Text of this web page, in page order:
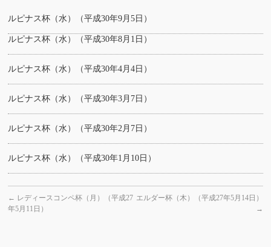
ルピナス杯（水）（平成30年9月5日）
ルピナス杯（水）（平成30年8月1日）
ルピナス杯（水）（平成30年4月4日）
ルピナス杯（水）（平成30年3月7日）
ルピナス杯（水）（平成30年2月7日）
ルピナス杯（水）（平成30年1月10日）
← レディースコンペ杯（月）（平成27
年5月11日）
エルダー杯（木）（平成27年5月14日）
→